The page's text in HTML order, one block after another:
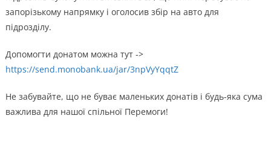
запорізькому напрямку і оголосив збір на авто для
підрозділу.
Допомогти донатом можна тут ->
https://send.monobank.ua/jar/3npVyYqqtZ
Не забувайте, що не буває маленьких донатів і будь-яка сума
важлива для нашої спільної Перемоги!